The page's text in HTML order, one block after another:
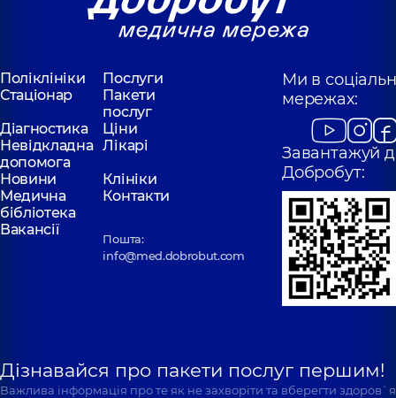
Поліклініки
Послуги
Стаціонар
Пакети
послуг
Діагностика
Ціни
Невідкладна
допомога
Лікарі
Новини
Клініки
Медична
бібліотека
Контакти
Вакансії
Пошта:
info@med.dobrobut.com
Ми в
мережах:
Завантажуй
Добробут:
Дізнавайся про пакети послуг першим!
Важлива інформація про те як не захворіти та вберегти